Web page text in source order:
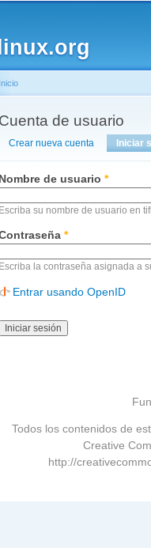
Se encuentra usted
Inicio
Cuenta de usuario
Solapas principales
Crear nueva cuenta Iniciar
Nombre de usuario *
Escriba su nombre de usuario en
*
Escriba la contraseña asignada a
Entrar usando OpenID
Todos los contenidos de
Creative
http://